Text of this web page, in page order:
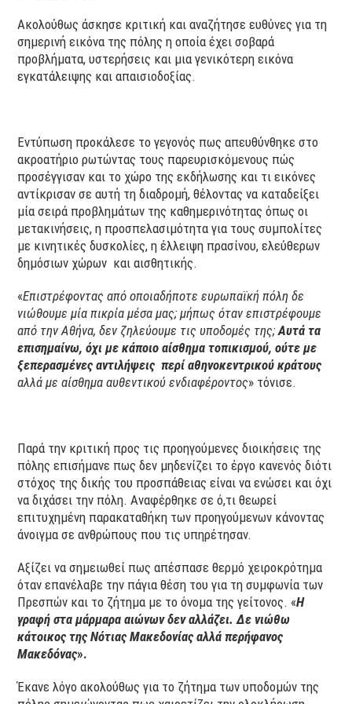
Ακολούθως άσκησε κριτική και αναζήτησε ευθύνες για τη
σημερινή εικόνα της πόλης η οποία έχει σοβαρά
προβλήματα, υστερήσεις και μια γενικότερη εικόνα
εγκατάλειψης και απαισιοδοξίας.
Εντύπωση προκάλεσε το γεγονός πως απευθύνθηκε στο
ακροατήριο ρωτώντας τους παρευρισκόμενους πώς
προσέγγισαν και το χώρο της εκδήλωσης και τι εικόνες
αντίκρισαν σε αυτή τη διαδρομή, θέλοντας να καταδείξει
μία σειρά προβλημάτων της καθημερινότητας όπως οι
μετακινήσεις, η προσπελασιμότητα για τους συμπολίτες
με κινητικές δυσκολίες, η έλλειψη πρασίνου, ελεύθερων
δημόσιων χώρων και αισθητικής.
«Επιστρέφοντας από οποιαδήποτε ευρωπαϊκή πόλη δε
νιώθουμε μία πικρία μέσα μας; μήπως όταν επιστρέφουμε
από την Αθήνα, δεν ζηλεύουμε τις υποδομές της;Αυτά τα
επισημαίνω, όχι με κάποιο αίσθημα τοπικισμού, ούτε με
ξεπερασμένες αντιλήψεις περί αθηνοκεντρικού κράτους
αλλά με αίσθημα αυθεντικού ενδιαφέροντος» τόνισε.
Παρά την κριτική προς τις προηγούμενες διοικήσεις της
πόλης επισήμανε πως δεν μηδενίζει το έργο κανενός διότι
στόχος της δικής του προσπάθειας είναι να ενώσει και όχι
να διχάσει την πόλη. Αναφέρθηκε σε ό,τι θεωρεί
επιτυχημένη παρακαταθήκη των προηγούμενων κάνοντας
άνοιγμα σε ανθρώπους που τις υπηρέτησαν.
Αξίζει να σημειωθεί πως απέσπασε θερμό χειροκρότημα
όταν επανέλαβε την πάγια θέση του για τη συμφωνία των
Πρεσπών και το ζήτημα με το όνομα της γείτονος. «Η
γραφή στα μάρμαρα αιώνων δεν αλλάζει. Δε νιώθω
κάτοικος της Νότιας Μακεδονίας αλλά περήφανος
Μακεδόνας».
Έκανε λόγο ακολούθως για το ζήτημα των υποδομών της